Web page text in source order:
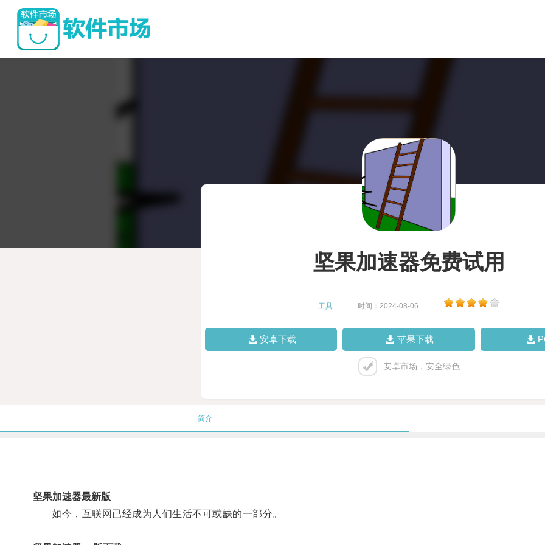
坚果加速器免费试用
工具 时间：2024-08-06
安卓下载 苹果下载
安卓市场，安全绿色
简介
坚果加速器最新版
如今，互联网已经成为人们生活不可或缺的一部分。